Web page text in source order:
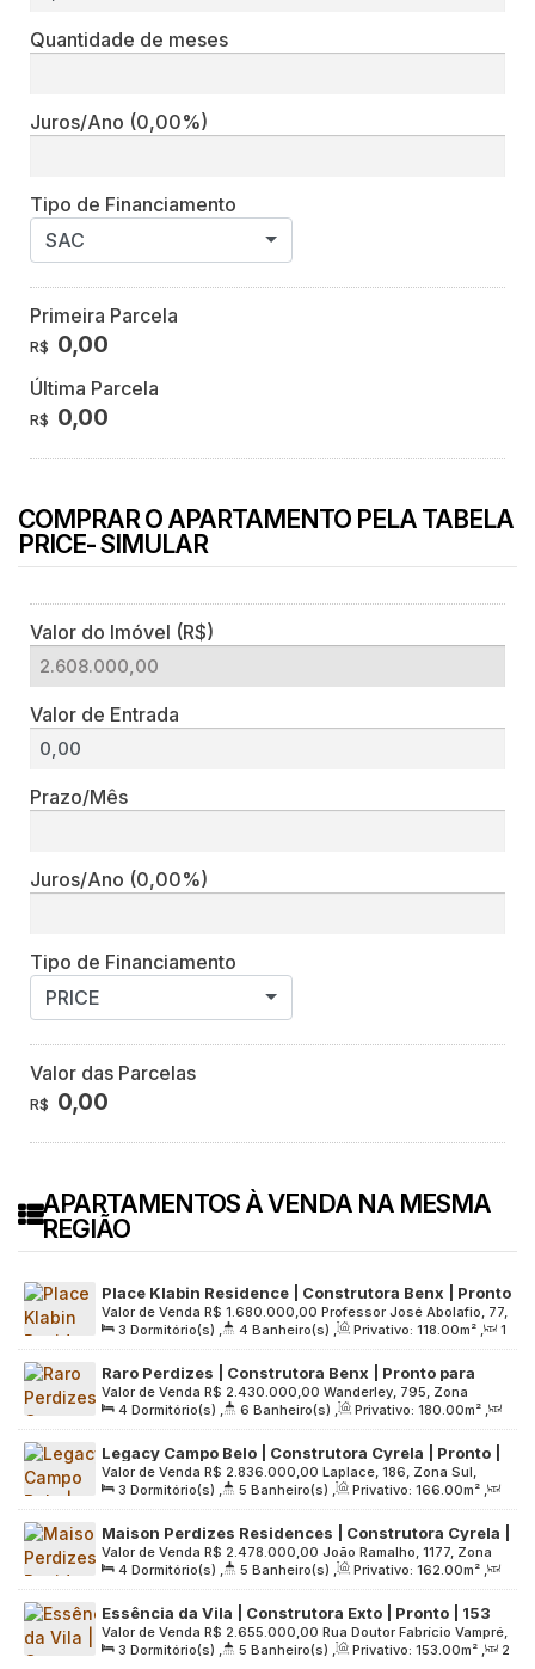
Quantidade de meses
Juros/Ano (0,00%)
Tipo de Financiamento
SAC
Primeira Parcela
R$ 0,00
Última Parcela
R$ 0,00
COMPRAR O APARTAMENTO PELA TABELA
PRICE- SIMULAR
Valor do Imóvel (R$)
Valor de Entrada
Prazo/Mês
Juros/Ano (0,00%)
Tipo de Financiamento
PRICE
Valor das Parcelas
R$ 0,00
APARTAMENTOS À VENDA NA MESMA
REGIÃO
Place Klabin Residence | Construtora Benx | Pronto
para morar | 118 metros | 03 dormitórios | suíte | 02
vagas
R$ 1.680.000,00
Valor de Venda
Professor José Abolafio, 77,
Zona Sul, 04118-030, Jardim Aurélia, São Paulo, São Paulo,
Brasil
3 Dormitório(s) , 4 Banheiro(s) , Privativo: 118.00m² ,
1
Sala(s) , 1 Suíte(s) , 2 Vaga(s) , Útil: 118.00m² ,
Terreno: 3360.00 m²
Raro Perdizes | Construtora Benx | Pronto para
morar | 180 metros | 04 suítes | 03 vagas
R$ 2.430.000,00
Valor de Venda
Wanderley, 795, Zona
Oeste, 05011-001, Perdizes, São Paulo, São Paulo, Brasil
4 Dormitório(s) , 6 Banheiro(s) , Privativo: 180.00m² ,
2 Sala(s) , 4 Suíte(s) , 3 Vaga(s) , Útil: 180.00m² ,
Terreno: 2161.00m²
Legacy Campo Belo | Construtora Cyrela | Pronto |
166 metros | 03 suítes | varanda gourmet | 02
vagas
R$ 2.836.000,00
Valor de Venda
Laplace, 186, Zona Sul,
04622-001, Brooklin Paulista, São Paulo, São Paulo, Brasil
3 Dormitório(s) , 5 Banheiro(s) , Privativo: 166.00m² ,
2 Sala(s) , 3 Suíte(s) , 2 Vaga(s) , Útil: 166.00m² ,
Terreno: 1010.00m²
Maison Perdizes Residences | Construtora Cyrela |
Pronto | 162 metros | 04 dormitórios | 02 suítes |
02 vagas
R$ 2.478.000,00
Valor de Venda
João Ramalho, 1177, Zona
Oeste, 05008-002, Perdizes, São Paulo, São Paulo, Brasil
4 Dormitório(s) , 5 Banheiro(s) , Privativo: 162.00m² ,
2 Sala(s) , 2 Suíte(s) , 2 Vaga(s) , Útil: 162.00m² ,
Terreno: 2750.00m²
Essência da Vila | Construtora Exto | Pronto | 153
metros | 03 | suítes | 02 vagas
R$ 2.655.000,00
Valor de Venda
Rua Doutor Fabrício Vampré,
111, Zona Sul, 04014-020, Vila Mariana, São Paulo, São
3 Dormitório(s) , 5 Banheiro(s) , Privativo: 153.00m² ,
2